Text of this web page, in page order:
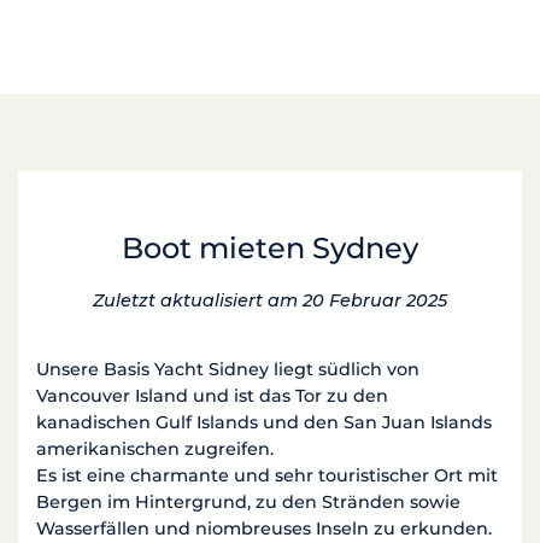
Boot mieten Sydney
Zuletzt aktualisiert am 20 Februar 2025
Unsere Basis Yacht Sidney liegt südlich von
Vancouver Island und ist das Tor zu den
kanadischen Gulf Islands und den San Juan Islands
amerikanischen zugreifen.
Es ist eine charmante und sehr touristischer Ort mit
Bergen im Hintergrund, zu den Stränden sowie
Wasserfällen und niombreuses Inseln zu erkunden.